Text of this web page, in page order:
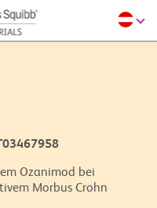
Ozanimod bei
Morbus Crohn